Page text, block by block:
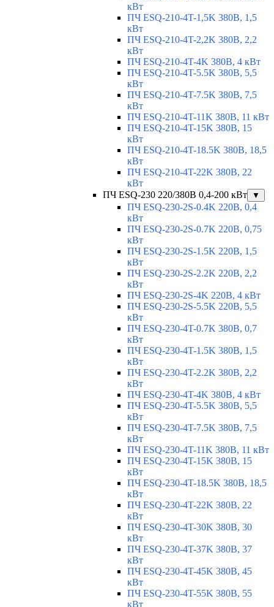
кВт
ПЧ ESQ-210-4T-1,5K 380В, 1,5
кВт
ПЧ ESQ-210-4T-2,2K 380В, 2,2
кВт
ПЧ ESQ-210-4T-4K 380В, 4 кВт
ПЧ ESQ-210-4T-5.5K 380В, 5,5
кВт
ПЧ ESQ-210-4T-7.5K 380В, 7,5
кВт
ПЧ ESQ-210-4T-11K 380В, 11 кВт
ПЧ ESQ-210-4T-15K 380В, 15
кВт
ПЧ ESQ-210-4T-18.5K 380В, 18,5
кВт
ПЧ ESQ-210-4T-22K 380В, 22
кВт
ПЧ ESQ-230 220/380В 0,4-200 кВт
▼
ПЧ ESQ-230-2S-0.4K 220В, 0,4
кВт
ПЧ ESQ-230-2S-0.7K 220В, 0,75
кВт
ПЧ ESQ-230-2S-1.5K 220В, 1,5
кВт
ПЧ ESQ-230-2S-2.2K 220В, 2,2
кВт
ПЧ ESQ-230-2S-4K 220В, 4 кВт
ПЧ ESQ-230-2S-5.5K 220В, 5,5
кВт
ПЧ ESQ-230-4T-0.7K 380В, 0,7
кВт
ПЧ ESQ-230-4T-1.5K 380В, 1,5
кВт
ПЧ ESQ-230-4T-2.2K 380В, 2,2
кВт
ПЧ ESQ-230-4T-4K 380В, 4 кВт
ПЧ ESQ-230-4T-5.5K 380В, 5,5
кВт
ПЧ ESQ-230-4T-7.5K 380В, 7,5
кВт
ПЧ ESQ-230-4T-11K 380В, 11 кВт
ПЧ ESQ-230-4T-15K 380В, 15
кВт
ПЧ ESQ-230-4T-18.5K 380В, 18,5
кВт
ПЧ ESQ-230-4T-22K 380В, 22
кВт
ПЧ ESQ-230-4T-30K 380В, 30
кВт
ПЧ ESQ-230-4T-37K 380В, 37
кВт
ПЧ ESQ-230-4T-45K 380В, 45
кВт
ПЧ ESQ-230-4T-55K 380В, 55
кВт